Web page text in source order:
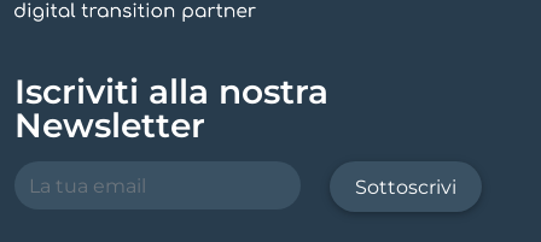
Iscriviti alla nostra
Newsletter
Sottoscrivi